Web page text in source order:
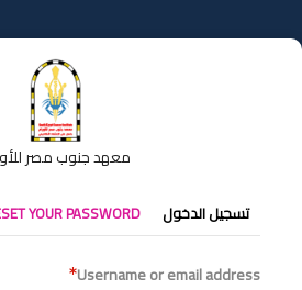
إلى
المحتوى
معهد جنوب مصر
التبويبات
الأساسية
تسجيل الدخول YOUR PASSWORD
Username or email address